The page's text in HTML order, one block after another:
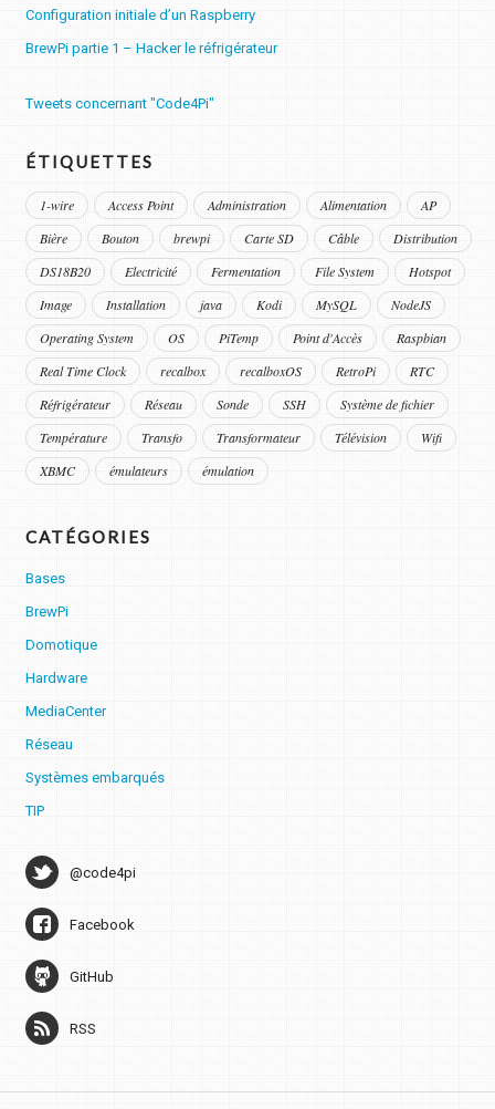
Configuration initiale d’un Raspberry
BrewPi partie 1 – Hacker le réfrigérateur
Tweets concernant "Code4Pi"
ÉTIQUETTES
1-wire Access Point Administration Alimentation
AP
Bière
Bouton brewpi Carte SD Câble
Distribution
DS18B20
Electricité Fermentation File System
Hotspot
Image
Installation java Kodi MySQL
NodeJS
Operating System
OS PiTemp Point d'Accès
Raspbian
Real Time Clock
recalbox recalboxOS RetroPi
RTC
Réfrigérateur
Réseau Sonde SSH
Système de fichier
Température
Transfo Transformateur Télévision
Wifi
XBMC
émulateurs émulation
CATÉGORIES
Bases
BrewPi
Domotique
Hardware
MediaCenter
Réseau
Systèmes embarqués
TIP
@code4pi
Facebook
GitHub
RSS